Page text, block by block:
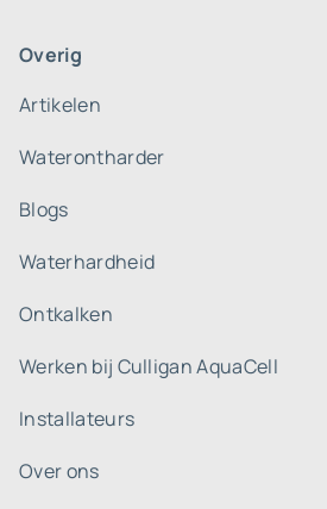
Overig
Artikelen
Waterontharder
Blogs
Waterhardheid
Ontkalken
Werken bij Culligan AquaCell
Installateurs
Over ons